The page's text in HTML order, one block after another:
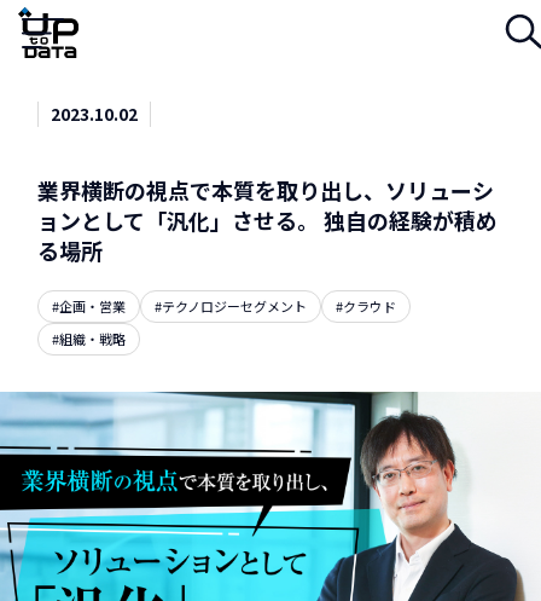
Menu
2023.10.02
業界横断の視点で本質を取り出し、ソリューシ
ョンとして「汎化」させる。 独自の経験が積め
る場所
#企画・営業 #テクノロジーセグメント
#クラウド
#組織・戦略